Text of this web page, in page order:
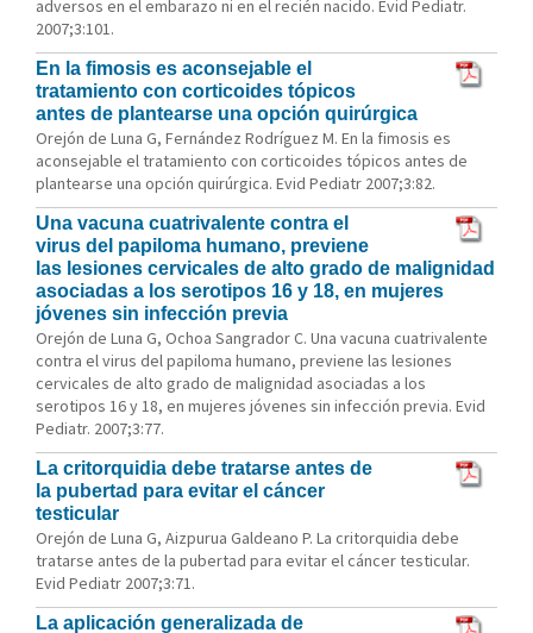
adversos en el embarazo ni en el recién nacido. Evid Pediatr.
2007;3:101.
En la fimosis es aconsejable el
tratamiento con corticoides tópicos
antes de plantearse una opción quirúrgica
Orejón de Luna G, Fernández Rodríguez M. En la fimosis es
aconsejable el tratamiento con corticoides tópicos antes de
plantearse una opción quirúrgica. Evid Pediatr 2007;3:82.
Una vacuna cuatrivalente contra el
virus del papiloma humano, previene
las lesiones cervicales de alto grado de malignidad
asociadas a los serotipos 16 y 18, en mujeres
jóvenes sin infección previa
Orejón de Luna G, Ochoa Sangrador C. Una vacuna cuatrivalente
contra el virus del papiloma humano, previene las lesiones
cervicales de alto grado de malignidad asociadas a los
serotipos 16 y 18, en mujeres jóvenes sin infección previa. Evid
Pediatr. 2007;3:77.
La critorquidia debe tratarse antes de
la pubertad para evitar el cáncer
testicular
Orejón de Luna G, Aizpurua Galdeano P. La critorquidia debe
tratarse antes de la pubertad para evitar el cáncer testicular.
Evid Pediatr 2007;3:71.
La aplicación generalizada de